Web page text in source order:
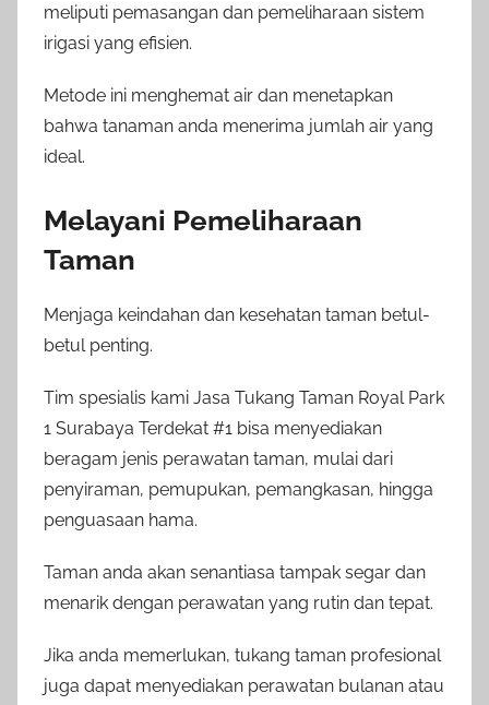
meliputi pemasangan dan pemeliharaan sistem
irigasi yang efisien.
Metode ini menghemat air dan menetapkan
bahwa tanaman anda menerima jumlah air yang
ideal.
Melayani Pemeliharaan
Taman
Menjaga keindahan dan kesehatan taman betul-
betul penting.
Tim spesialis kami Jasa Tukang Taman Royal Park
1 Surabaya Terdekat #1 bisa menyediakan
beragam jenis perawatan taman, mulai dari
penyiraman, pemupukan, pemangkasan, hingga
penguasaan hama.
Taman anda akan senantiasa tampak segar dan
menarik dengan perawatan yang rutin dan tepat.
Jika anda memerlukan, tukang taman profesional
juga dapat menyediakan perawatan bulanan atau